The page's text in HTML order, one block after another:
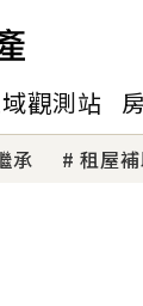
觀測站
承 租屋